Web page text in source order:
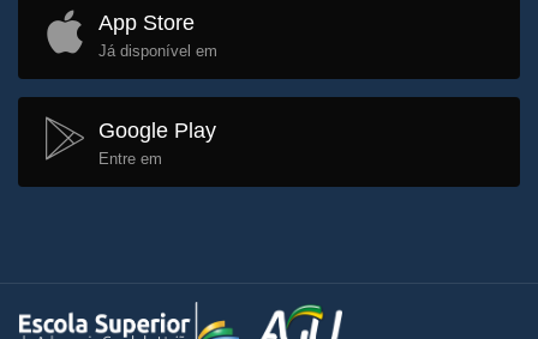
App Store
Já disponível em
Google Play
Entre em